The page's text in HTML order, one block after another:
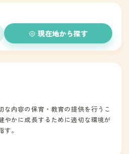
現在地から探す
な内容の保育・教育の提供を行うこ
やかに成長するために適切な環境が
。